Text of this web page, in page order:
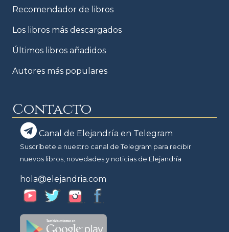
Recomendador de libros
Los libros más descargados
Últimos libros añadidos
Autores más populares
Contacto
Canal de Elejandría en Telegram
Suscríbete a nuestro canal de Telegram para recibir
nuevos libros, novedades y noticias de Elejandría
hola@elejandria.com